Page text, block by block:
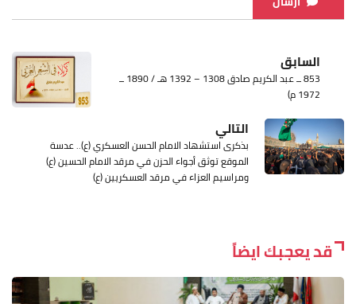
السابق
853 ــ عبد الكريم صادق 1308 – 1392 هـ / 1890 ــ
1972 م)
التالي
بذكرى استشهاد الامام الحسن العسكري (ع).. عدسة
الموقع توثق أجواء الحزن في مرقد الامام الحسين (ع)
ومراسيم العزاء في مرقد العسكريين (ع)
قد يعجبك ايضاً